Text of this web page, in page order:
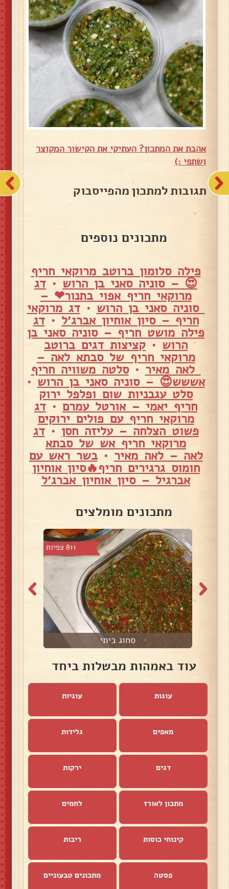
אהבת את המתכון? העתיקי את הקישור המקוצר
ושתפי :)
תגובות למתכון מהפייסבוק
מתכונים נוספים
פילה סלומון ברוטב מרוקאי חריף
😍 – סוניה סאני בן הרוש • דג
מרוקאי חריף אפוי בתנור❤ –
סוניה סאני בן הרוש •דג מרוקאי
חריף – סיון אוחיון אברג׳ל •דג
פילה מושט חריף – סוניה סאני בן
הרוש • קציצות דגים ברוטב
מרוקאי חריף של סבתא לאה –
לאה מאיר •סלטה משוויה חריף
אששש😍 – סוניה סאני בן הרוש •
סלט עגבניות שום ופלפל ירוק
חריף יאמי – אורטל עמרם • דג
מרוקאי חריף עם פולים ירוקים
פשוט הצלחה – עליזה חסן •דג
מרוקאי חריף אש של סבתא
לאה – לאה מאיר •בשר ראש עם
חומוס גרגירים חריף🔥סיון אוחיון
אברגיל – סיון אוחיון אברג׳ל
מתכונים מומלצים
811 צפיות
סחוג ביתי
עוד באמהות מבשלות ביחד
עוגות עוגיות
מאפים גלידות
דגים ירקות
מתכון לאורז לחמים
קינוחי כוסות ריבות
פסטה מתכונים טבעוניים